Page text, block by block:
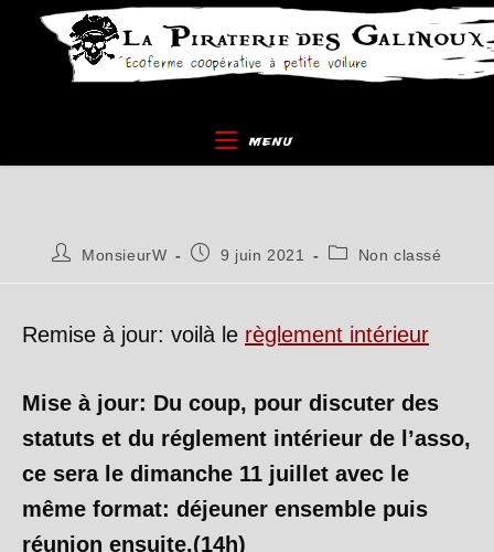
MENU
Auteur/autrice
MonsieurW
Publication
9 juin 2021
PostNon classé
Remise à jour: voilà le règlement intérieur
Mise à jour: Du coup, pour discuter des
statuts et du réglement intérieur de l’asso,
ce sera le dimanche 11 juillet avec le
même format: déjeuner ensemble puis
réunion ensuite.(14h)